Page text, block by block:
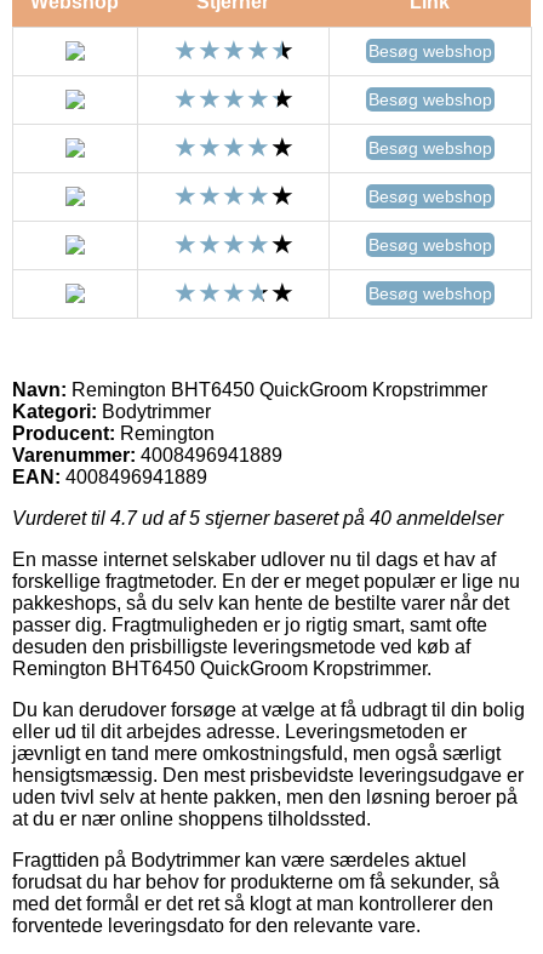
Besøg webshop
Besøg webshop
Besøg webshop
Besøg webshop
Besøg webshop
Besøg webshop
Navn: Remington BHT6450 QuickGroom Kropstrimmer
Kategori: Bodytrimmer
Producent: Remington
Varenummer: 4008496941889
EAN: 4008496941889
Vurderet til 4.7ud af 5 stjerner baseret på 40 anmeldelser
En masse internet selskaber udlover nu til dags et hav af
forskellige fragtmetoder. En der er meget populær er lige nu
pakkeshops, så du selv kan hente de bestilte varer når det
passer dig. Fragtmuligheden er jo rigtig smart, samt ofte
desuden den prisbilligste leveringsmetode ved køb af
Remington BHT6450 QuickGroom Kropstrimmer.
Du kan derudover forsøge at vælge at få udbragt til din bolig
eller ud til dit arbejdes adresse. Leveringsmetoden er
jævnligt en tand mere omkostningsfuld, men også særligt
hensigtsmæssig. Den mest prisbevidste leveringsudgave er
uden tvivl selv at hente pakken, men den løsning beroer på
at du er nær online shoppens tilholdssted.
Fragttiden på Bodytrimmer kan være særdeles aktuel
forudsat du har behov for produkterne om få sekunder, så
med det formål er det ret så klogt at man kontrollerer den
forventede leveringsdato for den relevante vare.